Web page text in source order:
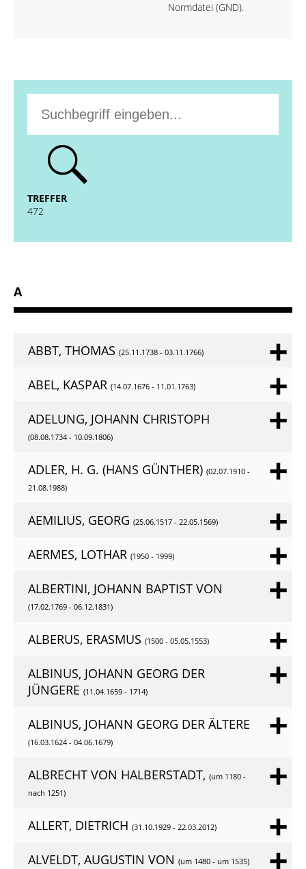
Normdatei (GND).
absenden
TREFFER
472
A
ABBT, THOMAS (25.11.1738 - 03.11.1766)
ABEL, KASPAR (14.07.1676 - 11.01.1763)
ADELUNG, JOHANN CHRISTOPH
(08.08.1734 - 10.09.1806)
ADLER, H. G. (HANS GÜNTHER) (02.07.1910 -
21.08.1988)
AEMILIUS, GEORG (25.06.1517 - 22.05.1569)
AERMES, LOTHAR (1950 - 1999)
ALBERTINI, JOHANN BAPTIST VON
(17.02.1769 - 06.12.1831)
ALBERUS, ERASMUS (1500 - 05.05.1553)
ALBINUS, JOHANN GEORG DER
JÜNGERE (11.04.1659 - 1714)
ALBINUS, JOHANN GEORG DER ÄLTERE
(16.03.1624 - 04.06.1679)
ALBRECHT VON HALBERSTADT, (um 1180 -
nach 1251)
ALLERT, DIETRICH (31.10.1929 - 22.03.2012)
ALVELDT, AUGUSTIN VON (um 1480 - um 1535)